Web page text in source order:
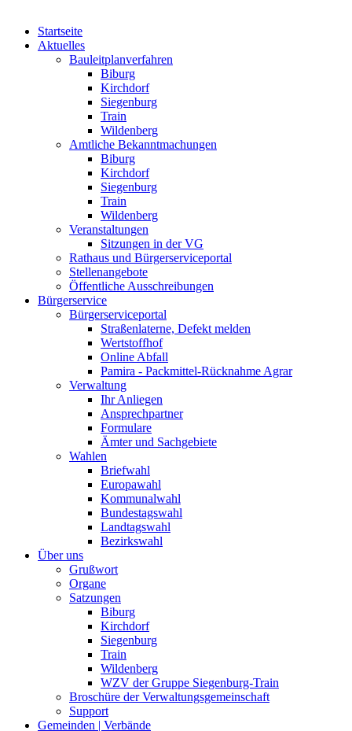
Startseite
Aktuelles
Bauleitplanverfahren
Biburg
Kirchdorf
Siegenburg
Train
Wildenberg
Amtliche Bekanntmachungen
Biburg
Kirchdorf
Siegenburg
Train
Wildenberg
Veranstaltungen
Sitzungen in der VG
Rathaus und Bürgerserviceportal
Stellenangebote
Öffentliche Ausschreibungen
Bürgerservice
Bürgerserviceportal
Straßenlaterne, Defekt melden
Wertstoffhof
Online Abfall
Pamira - Packmittel-Rücknahme Agrar
Verwaltung
Ihr Anliegen
Ansprechpartner
Formulare
Ämter und Sachgebiete
Wahlen
Briefwahl
Europawahl
Kommunalwahl
Bundestagswahl
Landtagswahl
Bezirkswahl
Über uns
Grußwort
Organe
Satzungen
Biburg
Kirchdorf
Siegenburg
Train
Wildenberg
WZV der Gruppe Siegenburg-Train
Broschüre der Verwaltungsgemeinschaft
Support
Gemeinden | Verbände